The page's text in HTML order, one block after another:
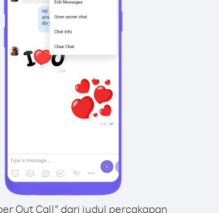
Out Call” dari judul percakapan